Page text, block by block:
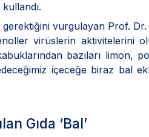
vurgulayan Prof.
virüslerin aktivitelerini
bazıları limon,
içeceğe biraz bal
Gıda ‘Bal’